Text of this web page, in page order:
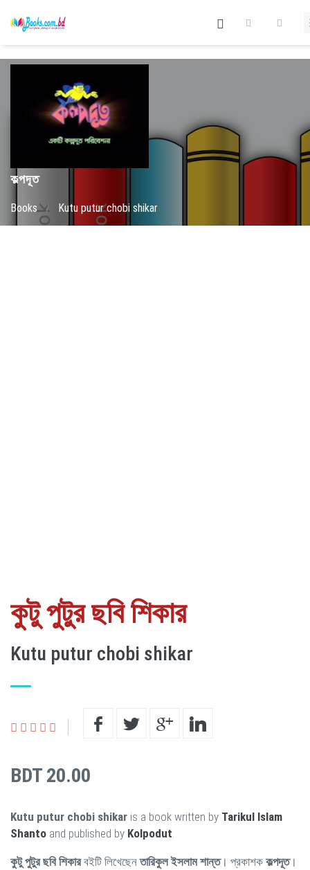
কল্পদূত
Books / Kutu putur chobi shikar
কুটু পুটুর ছবি শিকার
Kutu putur chobi shikar
BDT 20.00
Kutu putur chobi shikar is a book written by Tarikul Islam
Shanto and published by Kolpodut
কুটু পুটুর ছবি শিকারবইটি লিখেছেনতারিকুল ইসলাম শান্ত। প্রকাশক কল্পদূত।